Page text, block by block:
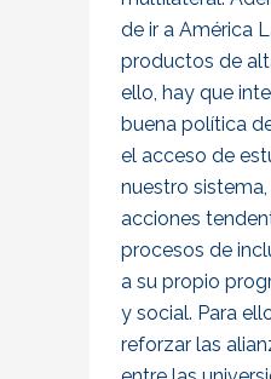
de ir a América
productos de
ello, hay que
buena política
el acceso de
nuestro
acciones
procesos de
a su propio
y social. Para
reforzar las